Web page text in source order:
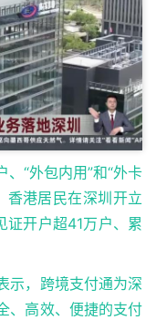
“外包内用”和“外卡
香港居民在深圳开立
证开户超41万户、累
示，跨境支付通为深
、高效、便捷的支付